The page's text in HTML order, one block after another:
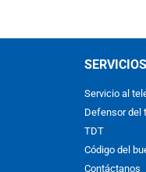
Servicio al
Defensor del
TDT
Código del
Contáctanos